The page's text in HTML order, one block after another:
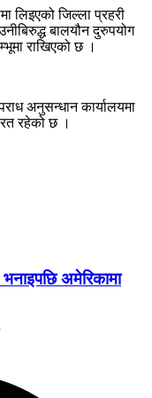
लिइएको जिल्ला प्रहरी
बालयौन दुरुपयोग
राखिएको छ ।
अनुसन्धान कार्यालयमा
रहेको छ ।
अमेरिकामा